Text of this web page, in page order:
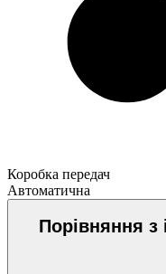
Коробка передач
Автоматична
Порівняння